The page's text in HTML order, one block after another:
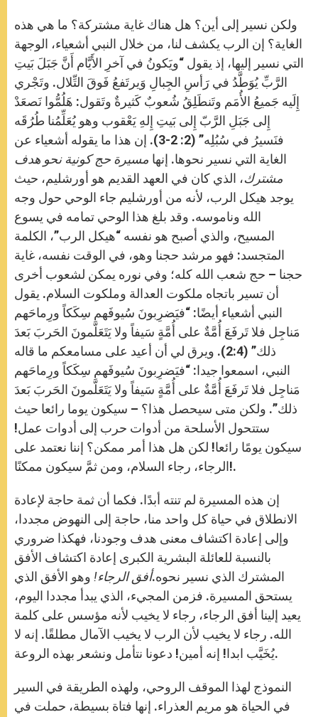
ولكن نسير إلى أين؟ هل هناك غاية مشتركة؟ ما هي هذه
الغاية؟ إن الرب يكشف لنا، من خلال النبي أشعياء، الوجهة
التي نسير إليها، إذ يقول “ويَكونُ في آخرِ الأَيَّام أَنَّ جَبَلَ بَيتِ
الرَّبِّ يُوَطَّدُ في رَأسِ الجِبالِ وَيرتَفعُ فَوقَ التِّلال. وتَجْري
إِلَيه جَميعُ الأُمَم وتَنطَلِقُ شُعوبٌ كَثيرةٌ وتَقول: هَلُمُّوا نَصعَدْ
إِلى جَبَلِ الرَّبّ إِلى بَيتِ إِلهِ يَعْقوب وهو يُعَلِّمُنا طُرُقَه
فنَسيرُ في سُبُلِه” (2: 2-3). إن هذا ما يقوله أشعياء عن
الغاية التي نسير نحوها. إنها مسيرة حج كونية نحو هدف
مشترك، الذي كان في العهد القديم هو أورشليم، حيث
يوجد هيكل الرب، لأنه من أورشليم جاء الوحي حول وجه
الله وناموسه. وقد بلغ هذا الوحي تمامه في يسوع
المسيح، والذي أصبح هو نفسه “هيكل الرب”، الكلمة
المتجسد: فهو مرشد حجنا وهو، في الوقت نفسه، غاية
حجنا – حج شعب الله كله؛ وفي نوره يمكن لشعوب أخرى
أن تسير باتجاه ملكوت العدالة وملكوت السلام. يقول
النبي أشعياء أيضًا: “فيَضرِبونَ سُيوفَهم سِكَكاً ورِماحَهم
مَناجِل فلا تَرفَعَ أُمَّةٌ على أُمَّةٍ سَيفاً ولا يَتَعَلَّمونَ الحَربَ بَعدَ
ذلك” (2:4). ويرق لي أن أعيد على مسامعكم ما قاله
النبي، اسمعوا جيدا: “فيَضرِبونَ سُيوفَهم سِكَكاً ورِماحَهم
مَناجِل فلا تَرفَعَ أُمَّةٌ على أُمَّةٍ سَيفاً ولا يَتَعَلَّمونَ الحَربَ بَعدَ
ذلك”. ولكن متى سيحصل هذا؟ – سيكون يوما رائعا حيث
ستتحول الأسلحة من أدوات حرب إلى أدوات عمل!
سيكون يومًا رائعا! لكن هل هذا أمر ممكن؟ إننا نعتمد على
الرجاء، رجاء السلام، ومن ثمَّ سيكون ممكنًا!.
إن هذه المسيرة لم تنته أبدًا. فكما أن ثمة حاجة لإعادة
الانطلاق في حياة كل واحد منا، حاجة إلى النهوض مجددا،
وإلى إعادة اكتشاف معنى هدف وجودنا، فهكذا ضروري
بالنسبة للعائلة البشرية الكبرى إعادة اكتشاف الأفق
المشترك الذي نسير نحوه.أفق الرجاء! وهو الأفق الذي
يستحق المسيرة. فزمن المجيء، الذي يبدأ مجددا اليوم،
يعيد إلينا أفق الرجاء، رجاء لا يخيب لأنه مؤسس على كلمة
الله. رجاء لا يخيب لأن الرب لا يخيب الآمال مطلقًا. إنه لا
يُخَيَّب ابدا! إنه أمين! دعونا نتأمل ونشعر بهذه الروعة.
النموذج لهذا الموقف الروحي، ولهذه الطريقة في السير
في الحياة هو مريم العذراء. إنها فتاة بسيطة، حملت في